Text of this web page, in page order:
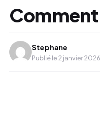
Stephane
Publié le 2 janvier 2026